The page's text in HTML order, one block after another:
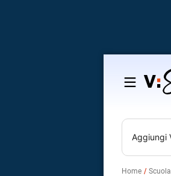
Salta
contenuto
Aggiungi
Home Scuola